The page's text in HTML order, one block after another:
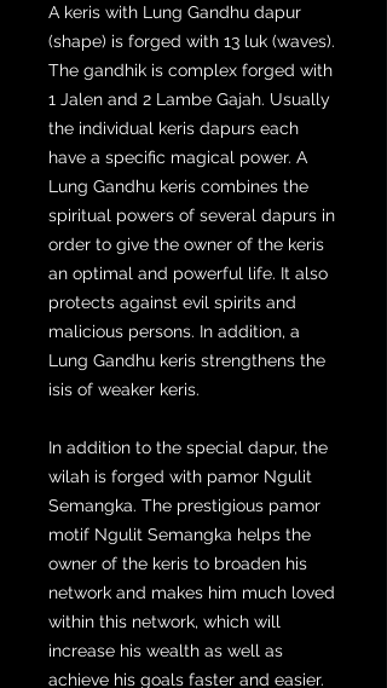
A keris with Lung Gandhu dapur
(shape) is forged with 13 luk (waves).
The gandhik is complex forged with
1 Jalen and 2 Lambe Gajah. Usually
the individual keris dapurs each
have a specific magical power. A
Lung Gandhu keris combines the
spiritual powers of several dapurs in
order to give the owner of the keris
an optimal and powerful life. It also
protects against evil spirits and
malicious persons. In addition, a
Lung Gandhu keris strengthens the
isis of weaker keris.
In addition to the special dapur, the
wilah is forged with pamor Ngulit
Semangka. The prestigious pamor
motif Ngulit Semangka helps the
owner of the keris to broaden his
network and makes him much loved
within this network, which will
increase his wealth as well as
achieve his goals faster and easier.